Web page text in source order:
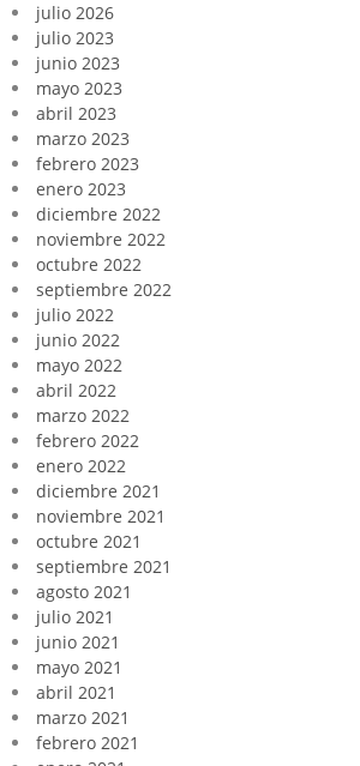
julio 2026
julio 2023
junio 2023
mayo 2023
abril 2023
marzo 2023
febrero 2023
enero 2023
diciembre 2022
noviembre 2022
octubre 2022
septiembre 2022
julio 2022
junio 2022
mayo 2022
abril 2022
marzo 2022
febrero 2022
enero 2022
diciembre 2021
noviembre 2021
octubre 2021
septiembre 2021
agosto 2021
julio 2021
junio 2021
mayo 2021
abril 2021
marzo 2021
febrero 2021